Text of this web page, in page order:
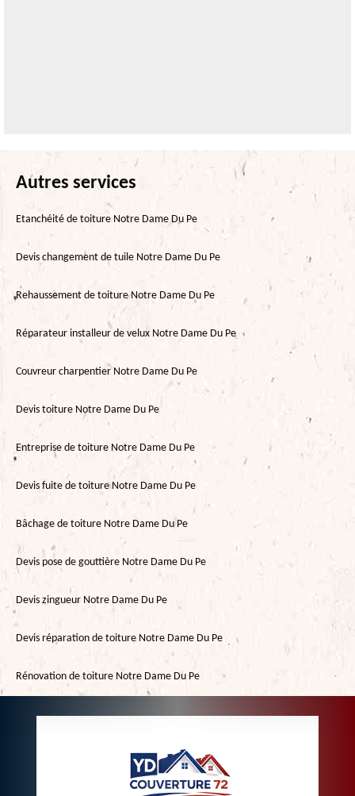
Autres services
Etanchéité de toiture Notre Dame Du Pe
Devis changement de tuile Notre Dame Du Pe
Rehaussement de toiture Notre Dame Du Pe
Réparateur installeur de velux Notre Dame Du Pe
Couvreur charpentier Notre Dame Du Pe
Devis toiture Notre Dame Du Pe
Entreprise de toiture Notre Dame Du Pe
Devis fuite de toiture Notre Dame Du Pe
Bâchage de toiture Notre Dame Du Pe
Devis pose de gouttière Notre Dame Du Pe
Devis zingueur Notre Dame Du Pe
Devis réparation de toiture Notre Dame Du Pe
Rénovation de toiture Notre Dame Du Pe